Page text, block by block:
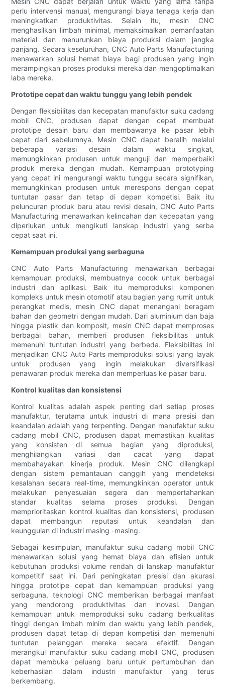
perlu intervensi manual, mengurangi biaya tenaga kerja dan
meningkatkan produktivitas. Selain itu, mesin CNC
menghasilkan limbah minimal, memaksimalkan pemanfaatan
material dan menurunkan biaya produksi dalam jangka
panjang. Secara keseluruhan, CNC Auto Parts Manufacturing
menawarkan solusi hemat biaya bagi produsen yang ingin
merampingkan proses produksi mereka dan mengoptimalkan
laba mereka.
Prototipe cepat dan waktu tunggu yang lebih pendek
Dengan fleksibilitas dan kecepatan manufaktur suku cadang
mobil CNC, produsen dapat dengan cepat membuat
prototipe desain baru dan membawanya ke pasar lebih
cepat dari sebelumnya. Mesin CNC dapat beralih melalui
beberapa variasi desain dalam waktu singkat,
memungkinkan produsen untuk menguji dan memperbaiki
produk mereka dengan mudah. Kemampuan prototyping
yang cepat ini mengurangi waktu tunggu secara signifikan,
memungkinkan produsen untuk merespons dengan cepat
tuntutan pasar dan tetap di depan kompetisi. Baik itu
peluncuran produk baru atau revisi desain, CNC Auto Parts
Manufacturing menawarkan kelincahan dan kecepatan yang
diperlukan untuk mengikuti lanskap industri yang serba
cepat saat ini.
Kemampuan produksi yang serbaguna
CNC Auto Parts Manufacturing menawarkan berbagai
kemampuan produksi, membuatnya cocok untuk berbagai
industri dan aplikasi. Baik itu memproduksi komponen
kompleks untuk mesin otomotif atau bagian yang rumit untuk
perangkat medis, mesin CNC dapat menangani beragam
bahan dan geometri dengan mudah. Dari aluminium dan baja
hingga plastik dan komposit, mesin CNC dapat memproses
berbagai bahan, memberi produsen fleksibilitas untuk
memenuhi tuntutan industri yang berbeda. Fleksibilitas ini
menjadikan CNC Auto Parts memproduksi solusi yang layak
untuk produsen yang ingin melakukan diversifikasi
penawaran produk mereka dan memperluas ke pasar baru.
Kontrol kualitas dan konsistensi
Kontrol kualitas adalah aspek penting dari setiap proses
manufaktur, terutama untuk industri di mana presisi dan
keandalan adalah yang terpenting. Dengan manufaktur suku
cadang mobil CNC, produsen dapat memastikan kualitas
yang konsisten di semua bagian yang diproduksi,
menghilangkan variasi dan cacat yang dapat
membahayakan kinerja produk. Mesin CNC dilengkapi
dengan sistem pemantauan canggih yang mendeteksi
kesalahan secara real-time, memungkinkan operator untuk
melakukan penyesuaian segera dan mempertahankan
standar kualitas selama proses produksi. Dengan
memprioritaskan kontrol kualitas dan konsistensi, produsen
dapat membangun reputasi untuk keandalan dan
keunggulan di industri masing -masing.
Sebagai kesimpulan, manufaktur suku cadang mobil CNC
menawarkan solusi yang hemat biaya dan efisien untuk
kebutuhan produksi volume rendah di lanskap manufaktur
kompetitif saat ini. Dari peningkatan presisi dan akurasi
hingga prototipe cepat dan kemampuan produksi yang
serbaguna, teknologi CNC memberikan berbagai manfaat
yang mendorong produktivitas dan inovasi. Dengan
kemampuan untuk memproduksi suku cadang berkualitas
tinggi dengan limbah minim dan waktu yang lebih pendek,
produsen dapat tetap di depan kompetisi dan memenuhi
tuntutan pelanggan mereka secara efektif. Dengan
merangkul manufaktur suku cadang mobil CNC, produsen
dapat membuka peluang baru untuk pertumbuhan dan
keberhasilan dalam industri manufaktur yang terus
berkembang.